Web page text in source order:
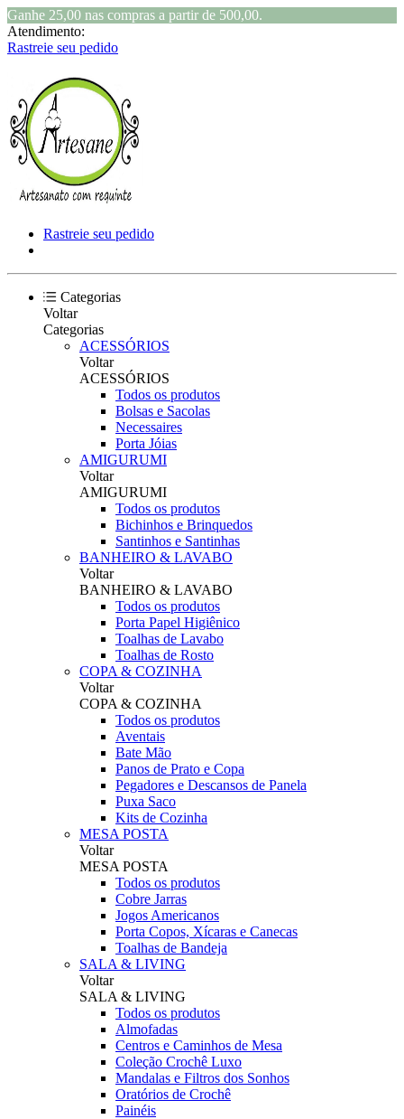
Ganhe 25,00 nas compras a partir de 500,00.
Atendimento:
Rastreie seu pedido
Rastreie seu pedido
Categorias
Voltar
Categorias
ACESSÓRIOS
Voltar
ACESSÓRIOS
Todos os produtos
Bolsas e Sacolas
Necessaires
Porta Jóias
AMIGURUMI
Voltar
AMIGURUMI
Todos os produtos
Bichinhos e Brinquedos
Santinhos e Santinhas
BANHEIRO & LAVABO
Voltar
BANHEIRO & LAVABO
Todos os produtos
Porta Papel Higiênico
Toalhas de Lavabo
Toalhas de Rosto
COPA & COZINHA
Voltar
COPA & COZINHA
Todos os produtos
Aventais
Bate Mão
Panos de Prato e Copa
Pegadores e Descansos de Panela
Puxa Saco
Kits de Cozinha
MESA POSTA
Voltar
MESA POSTA
Todos os produtos
Cobre Jarras
Jogos Americanos
Porta Copos, Xícaras e Canecas
Toalhas de Bandeja
SALA & LIVING
Voltar
SALA & LIVING
Todos os produtos
Almofadas
Centros e Caminhos de Mesa
Coleção Crochê Luxo
Mandalas e Filtros dos Sonhos
Oratórios de Crochê
Painéis